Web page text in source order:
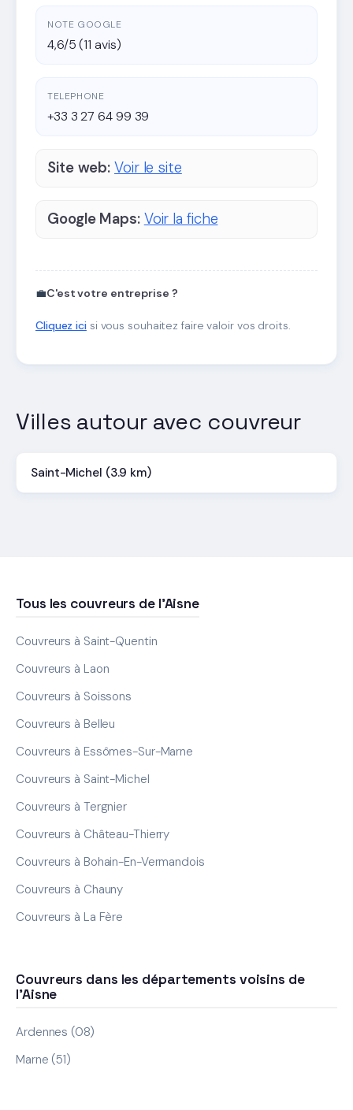
NOTE GOOGLE
4,6/5 (11 avis)
TELEPHONE
+33 3 27 64 99 39
Site web: Voir le site
Google Maps: Voir la fiche
💼C'est votre entreprise ?
Cliquez icisi vous souhaitez faire valoir vos droits.
Villes autour avec couvreur
Saint-Michel (3.9 km)
Tous les couvreurs de l'Aisne
Couvreurs à Saint-Quentin
Couvreurs à Laon
Couvreurs à Soissons
Couvreurs à Belleu
Couvreurs à Essômes-Sur-Marne
Couvreurs à Saint-Michel
Couvreurs à Tergnier
Couvreurs à Château-Thierry
Couvreurs à Bohain-En-Vermandois
Couvreurs à Chauny
Couvreurs à La Fère
Couvreurs dans les départements voisins de
l'Aisne
Ardennes (08)
Marne (51)